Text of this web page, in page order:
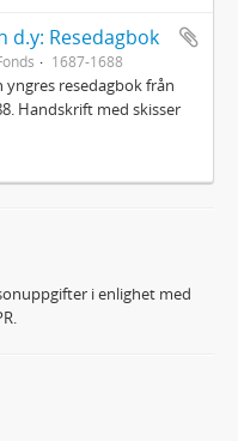
d.y: Resedagbok
1687-1688
yngres resedagbok från
Handskrift med skisser
i enlighet med